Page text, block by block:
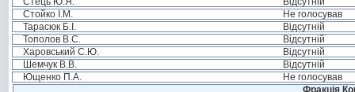
Стойко І.М.
Не голосував
Тарасюк Б.І.
Відсутній
Тополов В.С.
Відсутній
Харовський С.Ю.
Відсутній
Шемчук В.В.
Відсутній
Ющенко П.А.
Не голосував
Фракція